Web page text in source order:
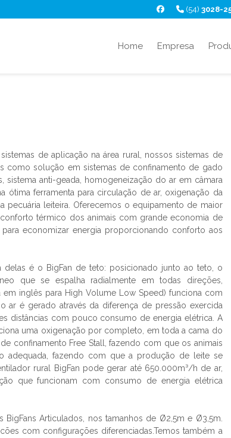
(54) 3028-
Home Empresa
de aplicação na área rural, nossos sistemas de
como solução em sistemas de confinamento de gado
anti-geada, homogeneização do ar em câmara
ótima ferramenta para circulação de ar, oxigenação da
pecuária leiteira. Oferecemos o equipamento de maior
térmico dos animais com grande economia de
economizar energia proporcionando conforto aos
delas é o BigFan de teto: posicionado junto ao teto, o
que se espalha radialmente em todas direções,
inglês para High Volume Low Speed) funciona com
ar é gerado através da diferença de pressão exercida
distâncias com pouco consumo de energia elétrica. A
uma oxigenação por completo, em toda a cama do
confinamento Free Stall, fazendo com que os animais
adequada, fazendo com que a produção de leite se
rural
BigFan pode gerar até 650.000m³/h de ar,
que funcionam com consumo de energia elétrica
Articulados, nos tamanhos de Ø2,5m e Ø3,5m.
com configurações diferenciadas.Temos também a